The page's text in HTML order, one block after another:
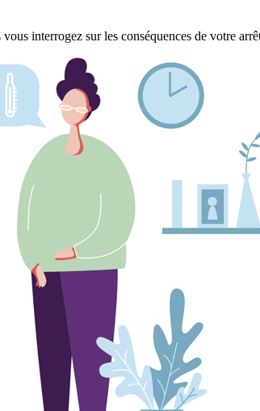
interrogez sur les conséquences de votre